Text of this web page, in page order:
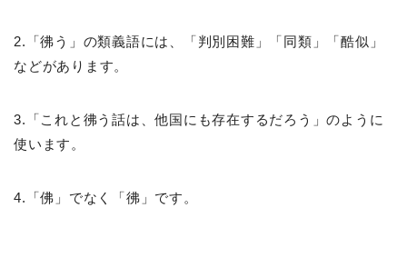
2.「彿う」の類義語には、「判別困難」「同類」「酷似」
などがあります。
3.「これと彿う話は、他国にも存在するだろう」のように
使います。
4.「佛」でなく「彿」です。